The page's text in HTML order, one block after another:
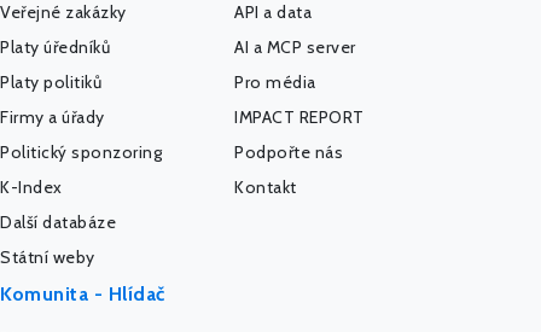
Veřejné zakázky
Platy úředníků
Platy politiků
Firmy a úřady
Politický sponzoring
K-Index
Další databáze
Státní weby
API a data
AI a MCP server
Pro média
IMPACT REPORT
Podpořte nás
Kontakt
Komunita - Hlídač